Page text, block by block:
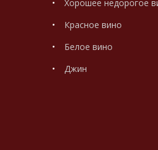
Хорошее недорогое
Красное вино
Белое вино
Джин